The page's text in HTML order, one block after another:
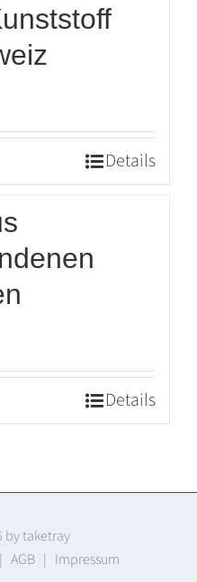
Details
Details
by taketray
| AGB | Impressum